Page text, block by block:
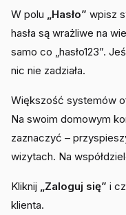
W polu „Hasło” wpisz
hasła są wrażliwe na
samo co „hasło123”.
nic nie zadziała.
Większość systemów
Na swoim domowym
zaznaczyć –
wizytach. Na
Kliknij „Zaloguj się” i
klienta.